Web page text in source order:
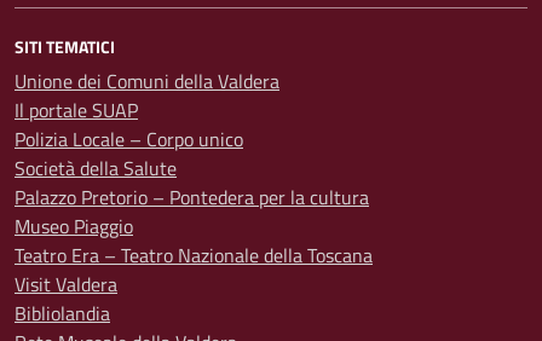
SITI TEMATICI
Unione dei Comuni della Valdera
Il portale SUAP
Polizia Locale – Corpo unico
Società della Salute
Palazzo Pretorio – Pontedera per la cultura
Museo Piaggio
Teatro Era – Teatro Nazionale della Toscana
Visit Valdera
Bibliolandia